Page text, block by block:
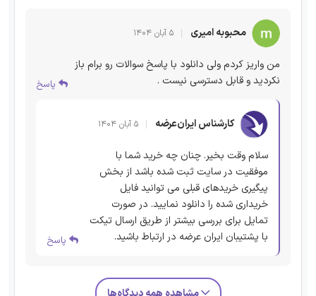
محبوبه امیری ۵ آبان ۱۴۰۴
من واریز کردم ولی دانلود با پاسخ سوالات رو برام باز
نکردید و قابل دسترسی نیست .
پاسخ
کارشناس ایران‌عرضه ۵ آبان ۱۴۰۴
سلام وقت بخیر. چنان چه خرید شما با
موفقیت در سایت ثبت شده باشد از بخش
پیگیری خریدهای قبلی می توانید فایل
خریداری شده را دانلود نمایید. در صورت
تمایل برای بررسی بیشتر از طریق ارسال تیکت
با پشتیبان ایران عرضه در ارتباط باشید.
پاسخ